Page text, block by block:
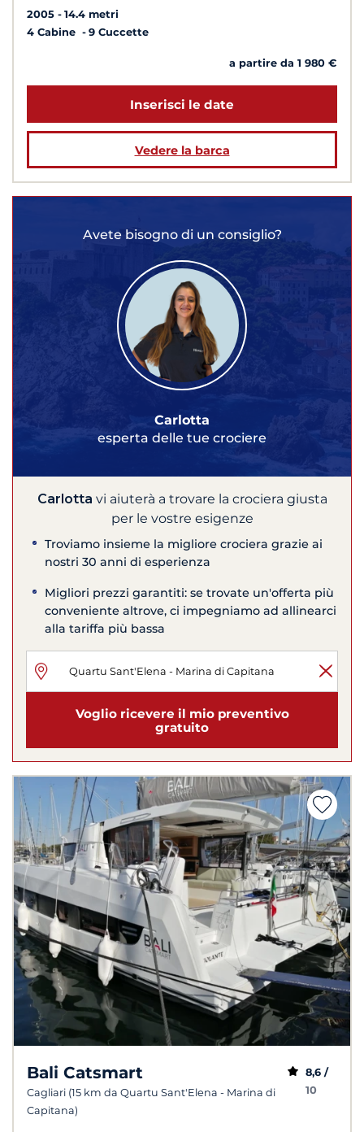
2005
14.4 metri
4 Cabine
9 Cuccette
a partire da 1 980 €
Inserisci le date
Vedere la barca
Avete bisogno di un consiglio?
Carlotta
esperta delle tue crociere
Carlotta vi aiuterà a trovare la crociera giusta
per le vostre esigenze
Troviamo insieme la migliore crociera grazie ai
nostri 30 anni di esperienza
Migliori prezzi garantiti: se trovate un'offerta più
conveniente altrove, ci impegniamo ad allinearci
alla tariffa più bassa
Voglio ricevere il mio preventivo
gratuito
Bali Catsmart
Cagliari (15 km da Quartu Sant'Elena - Marina di
Capitana)
8,6 /
10